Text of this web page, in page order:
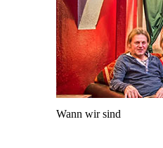
Wann wir sind